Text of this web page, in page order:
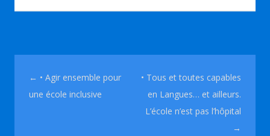
Navigation des articles
← • Agir ensemble pour
une école inclusive
• Tous et toutes capables
en Langues… et ailleurs.
L’école n’est pas l’hôpital
→